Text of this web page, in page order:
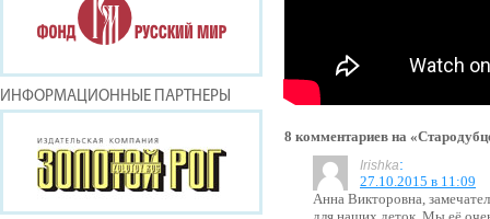
ИНФОРМАЦИОННЫЕ ПАРТНЕРЫ
8 комментариев на
Irishka:
27.10.2015 в 11:09
Анна Викторовна,